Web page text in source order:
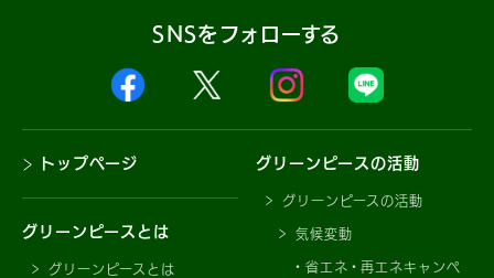
SNSをフォローする
トップページ
グリーンピースとは
グリーンピースとは
グリーンピースの活動
グリーンピースの活動
気候変動
省エネ・再エネキャンペ